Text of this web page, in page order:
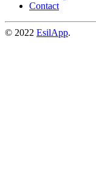
Contact
© 2022 EsilApp.